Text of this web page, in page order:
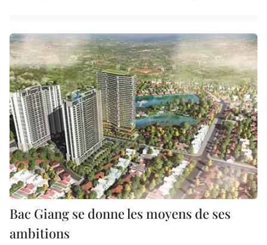
Bac Giang se donne les moyens de ses
ambitions